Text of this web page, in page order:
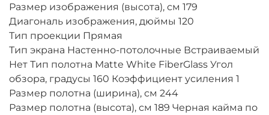
Размер изображения (высота), см 179
Диагональ изображения, дюймы 120
Тип проекции Прямая
Тип экрана Настенно-потолочные Встраиваемый
Нет Тип полотна Matte White FiberGlass Угол
обзора, градусы 160 Коэффициент усиления 1
Размер полотна (ширина), см 244
Размер полотна (высота), см 189 Черная кайма по